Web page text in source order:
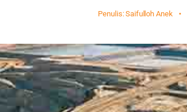
Penulis: Saifulloh Anek •